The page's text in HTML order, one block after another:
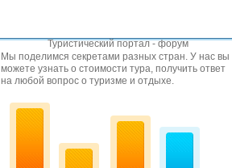
Туристический портал - форум
Мы поделимся секретами разных стран. У нас вы
можете узнать о стоимости тура, получить ответ
на любой вопрос о туризме и отдыхе.